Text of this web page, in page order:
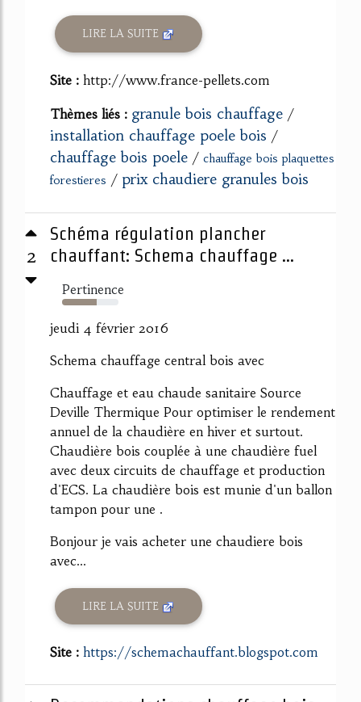
LIRE LA SUITE
Site : http://www.france-pellets.com
Thèmes liés : granule bois chauffage /
installation chauffage poele bois /
chauffage bois poele / chauffage bois plaquettes
forestieres / prix chaudiere granules bois
2
Schéma régulation plancher
chauffant: Schema chauffage ...
Pertinence
61%
jeudi 4 février 2016
Schema chauffage central bois avec
Chauffage et eau chaude sanitaire Source
Deville Thermique Pour optimiser le rendement
annuel de la chaudière en hiver et surtout.
Chaudière bois couplée à une chaudière fuel
avec deux circuits de chauffage et production
d'ECS. La chaudière bois est munie d'un ballon
tampon pour une .
Bonjour je vais acheter une chaudiere bois
avec...
LIRE LA SUITE
Site : https://schemachauffant.blogspot.com